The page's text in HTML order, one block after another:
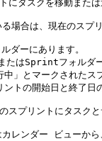
にタスクを移動
場合は、現在のスプ
ーにあります。
」とマークされたス
トの開始日と終了日
スプリントにタ
レンダー ビューか